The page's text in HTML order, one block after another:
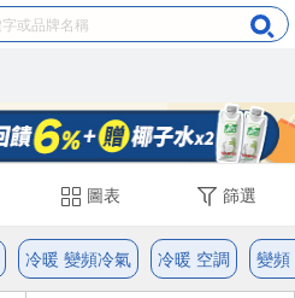
圖表 篩選
冷暖 變頻冷氣 冷暖 空調 變頻